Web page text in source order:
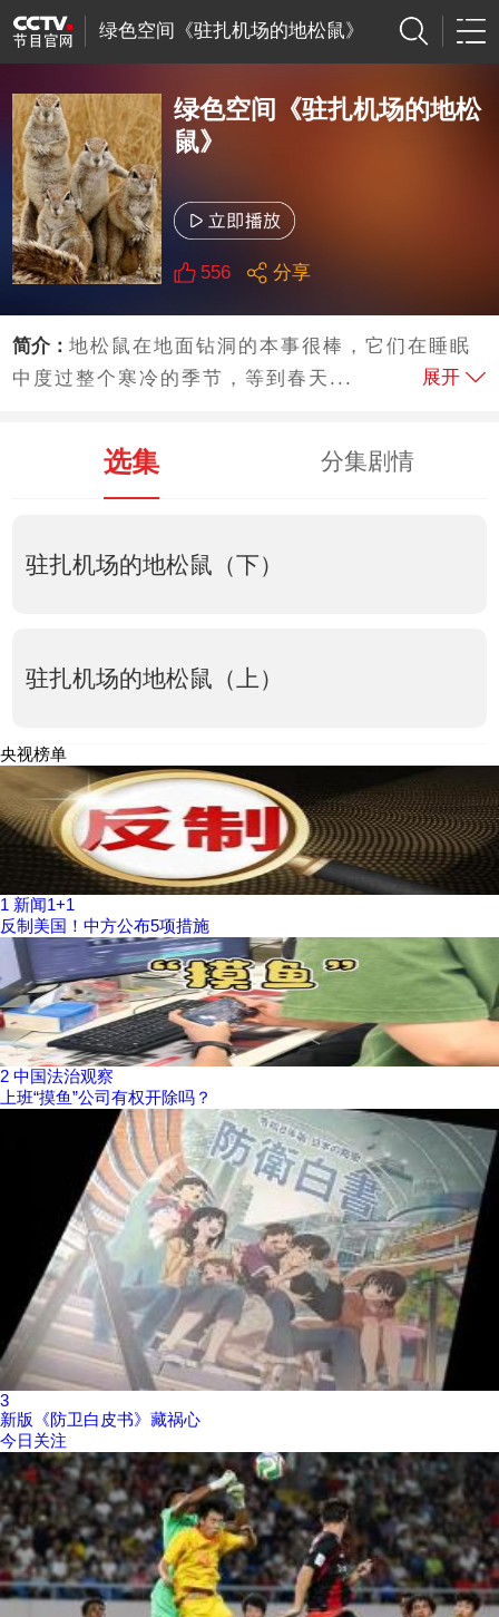
绿色空间《驻扎机场的地松鼠》
绿色空间《驻扎机场的地松
鼠》
556 分享
简介：地松鼠在地面钻洞的本事很棒，它们在睡眠
中度过整个寒冷的季节，等到春天...
展开
选集 分集剧情
驻扎机场的地松鼠（下）
驻扎机场的地松鼠（上）
央视榜单
1 新闻1+1
反制美国！中方公布5项措施
2 中国法治观察
上班“摸鱼”公司有权开除吗？
3
新版《防卫白皮书》藏祸心
今日关注